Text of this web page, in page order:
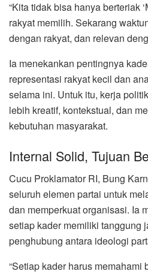
“Kita tidak bisa hanya berteriak
rakyat memilih. Sekarang
dengan rakyat, dan relevan
Ia menekankan pentingnya
representasi rakyat kecil dan
selama ini. Untuk itu, kerja
lebih kreatif, kontekstual, dan
kebutuhan masyarakat.
Internal Solid, Tujuan
Cucu Proklamator RI, Bung
seluruh elemen partai untuk
dan memperkuat organisasi. Ia
setiap kader memiliki tanggung
penghubung antara ideologi
“Setiap kader harus